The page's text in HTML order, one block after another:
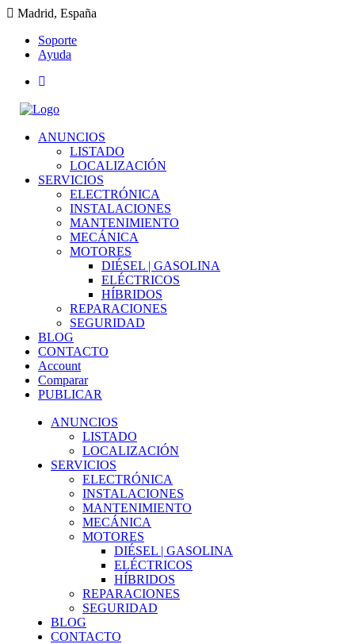
Madrid, España
Soporte
Ayuda
ANUNCIOS
LISTADO
LOCALIZACIÓN
SERVICIOS
ELECTRÓNICA
INSTALACIONES
MANTENIMIENTO
MECÁNICA
MOTORES
DIÉSEL | GASOLINA
ELÉCTRICOS
HÍBRIDOS
REPARACIONES
SEGURIDAD
BLOG
CONTACTO
Account
Comparar
PUBLICAR
ANUNCIOS
LISTADO
LOCALIZACIÓN
SERVICIOS
ELECTRÓNICA
INSTALACIONES
MANTENIMIENTO
MECÁNICA
MOTORES
DIÉSEL | GASOLINA
ELÉCTRICOS
HÍBRIDOS
REPARACIONES
SEGURIDAD
BLOG
CONTACTO